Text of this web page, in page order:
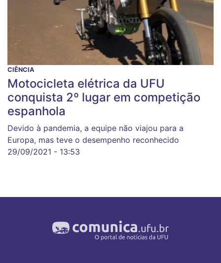
CIÊNCIA
Motocicleta elétrica da UFU
conquista 2º lugar em competição
espanhola
Devido à pandemia, a equipe não viajou para a
Europa, mas teve o desempenho reconhecido
29/09/2021 - 13:53